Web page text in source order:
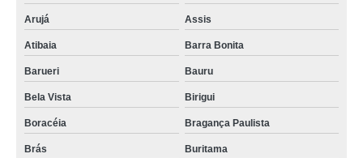
Arujá Assis
Atibaia Barra Bonita
Barueri Bauru
Bela Vista Birigui
Boracéia Bragança Paulista
Brás Buritama